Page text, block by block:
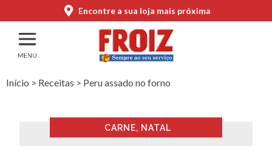
Encontre a sua loja mais próxima
Início > Receitas > Peru assado no forno
CARNE, NATAL